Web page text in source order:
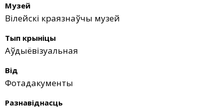
Музей
Вілейскі краязнаўчы музей
Тып крыніцы
Аўдыёвізуальная
Від
Фотадакументы
Разнавіднасць